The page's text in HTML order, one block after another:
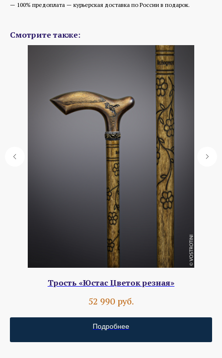
— 100% предоплата — курьерская доставка по России в подарок.
Смотрите также:
Трость «Юстас Цветок резная»
52 990 руб.
Подробнее